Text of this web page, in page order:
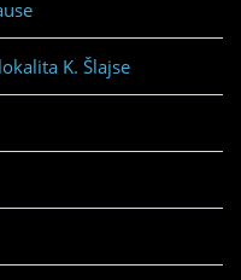
K. Šlajse